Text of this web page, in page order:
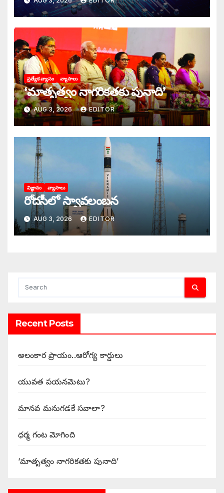
ప్రత్యేక వ్యాసం వ్యాసాలు
‘మాతృత్వం నాగరికతకు పునాది’
AUG 3, 2026 EDITOR
విజ్ఞానం వ్యాసాలు
రోదసీలో స్వావలంబన
AUG 3, 2026 EDITOR
Recent Posts
అలంకార ప్రాయం..ఆరోగ్య కార్డులు
యువత పయనమెటు?
మానవ మనుగడకే సవాలా?
ధర్మ గంట మోగింది
‘మాతృత్వం నాగరికతకు పునాది’